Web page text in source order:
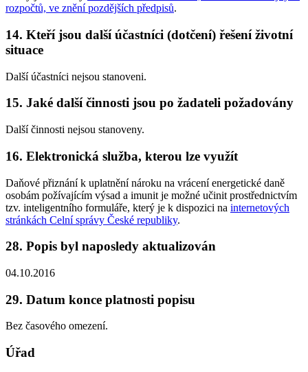
rozpočtů, ve znění pozdějších předpisů.
14. Kteří jsou další účastníci (dotčení) řešení životní
situace
Další účastníci nejsou stanoveni.
15. Jaké další činnosti jsou po žadateli požadovány
Další činnosti nejsou stanoveny.
16. Elektronická služba, kterou lze využít
Daňové přiznání k uplatnění nároku na vrácení energetické daně
osobám požívajícím výsad a imunit je možné učinit prostřednictvím
tzv. inteligentního formuláře, který je k dispozici na internetových
stránkách Celní správy České republiky.
28. Popis byl naposledy aktualizován
04.10.2016
29. Datum konce platnosti popisu
Bez časového omezení.
Úřad